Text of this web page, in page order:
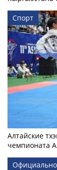
Спорт
Алтайские
чемпионата
Официально